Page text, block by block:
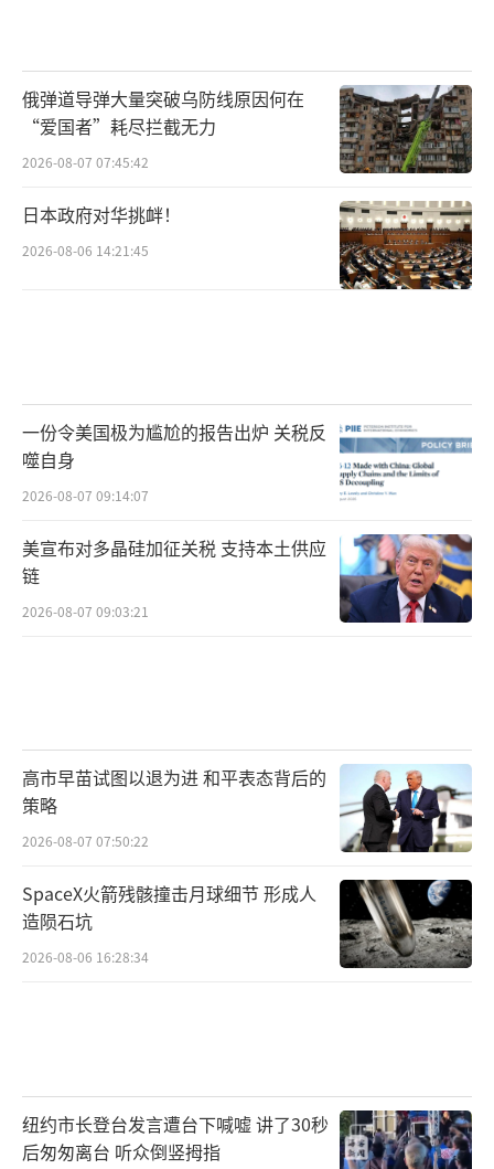
俄弹道导弹大量突破乌防线原因何在
“爱国者”耗尽拦截无力
2026-08-07 07:45:42
日本政府对华挑衅！
2026-08-06 14:21:45
一份令美国极为尴尬的报告出炉 关税反
噬自身
2026-08-07 09:14:07
美宣布对多晶硅加征关税 支持本土供应
链
2026-08-07 09:03:21
高市早苗试图以退为进 和平表态背后的
策略
2026-08-07 07:50:22
SpaceX火箭残骸撞击月球细节 形成人
造陨石坑
2026-08-06 16:28:34
纽约市长登台发言遭台下喊嘘 讲了30秒
后匆匆离台 听众倒竖拇指